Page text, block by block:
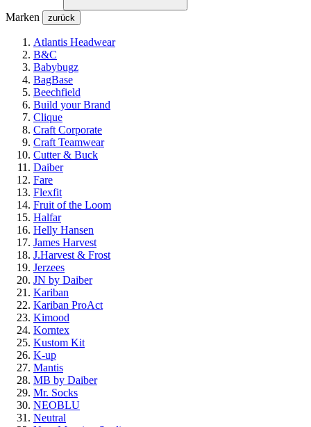
Marken zurück
Atlantis Headwear
B&C
Babybugz
BagBase
Beechfield
Build your Brand
Clique
Craft Corporate
Craft Teamwear
Cutter & Buck
Daiber
Fare
Flexfit
Fruit of the Loom
Halfar
Helly Hansen
James Harvest
J.Harvest & Frost
Jerzees
JN by Daiber
Kariban
Kariban ProAct
Kimood
Korntex
Kustom Kit
K-up
Mantis
MB by Daiber
Mr. Socks
NEOBLU
Neutral